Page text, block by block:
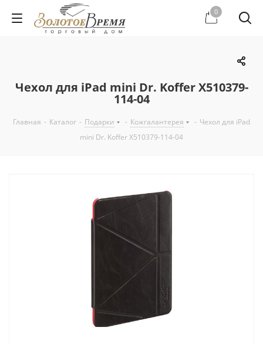
0
Чехол для iPad mini Dr. Koffer X510379-
114-04
Главная - Каталог - Подарки - Кожгалантерея - Чехол для iPad
mini Dr. Koffer X510379-114-04